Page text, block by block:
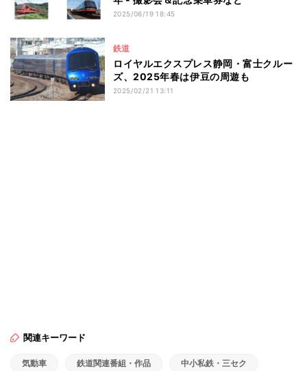
2025/06/19 18:45
鉄道
ロイヤルエクスプレス静岡・富士クルー
ズ、2025年春は伊豆の周遊も
2025/02/21 13:11
関連キーワード
気動車 鉄道関連番組・作品 中小私鉄・三セク